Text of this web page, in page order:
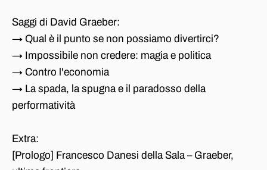
Saggi di David Graeber:
→ Qual è il punto se non possiamo divertirci?
→ Impossibile non credere: magia e politica
→ Contro l'economia
→ La spada, la spugna e il paradosso della
performatività
Extra:
[Prologo] Francesco Danesi della Sala – Graeber,